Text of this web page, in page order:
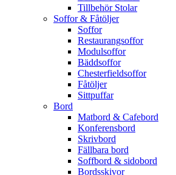
Tillbehör Stolar
Soffor & Fåtöljer
Soffor
Restaurangsoffor
Modulsoffor
Bäddsoffor
Chesterfieldsoffor
Fåtöljer
Sittpuffar
Bord
Matbord & Cafebord
Konferensbord
Skrivbord
Fällbara bord
Soffbord & sidobord
Bordsskivor